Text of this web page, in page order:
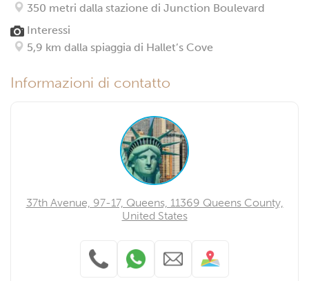
350 metri dalla stazione di Junction Boulevard
Interessi
5,9 km dalla spiaggia di Hallet’s Cove
Informazioni di contatto
37th Avenue, 97-17, Queens, 11369 Queens County,
United States